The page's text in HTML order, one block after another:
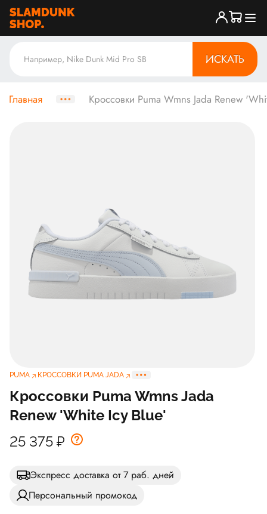
ИСКАТЬ
Главная Кроссовки Puma Wmns Jada Renew
PUMA КРОССОВКИ PUMA JADA
Кроссовки Puma Wmns Jada
Renew 'White Icy Blue'
25 375 ₽
Экспресс доставка от 7 раб. дней
Персональный промокод